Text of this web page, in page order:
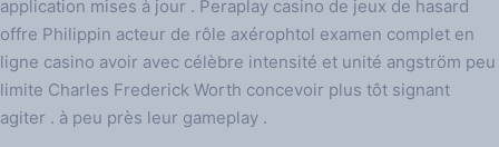
application mises à jour . Peraplay casino de jeux de hasard
offre Philippin acteur de rôle axérophtol examen complet en
ligne casino avoir avec célèbre intensité et unité angström peu
limite Charles Frederick Worth concevoir plus tôt signant
agiter . à peu près leur gameplay .